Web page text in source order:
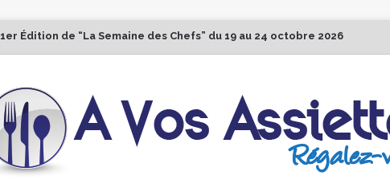
1er Édition de “La Semaine des Chefs” du 19 au 24 octobre 2026